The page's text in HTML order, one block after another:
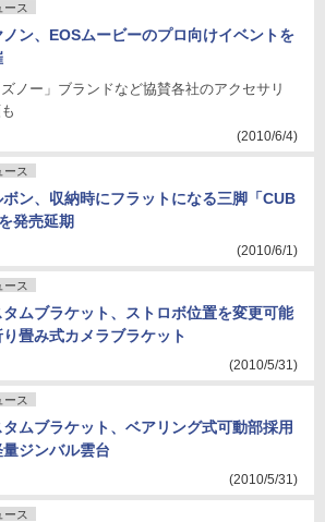
ース
ノン、EOSムービーのプロ向けイベントを
ノー」ブランドなど協賛各社のアクセサリ
(2010/6/4)
ース
ボン、収納時にフラットになる三脚「CUB
発売延期
(2010/6/1)
ース
タムブラケット、ストロボ位置を変更可能
畳み式カメラブラケット
(2010/5/31)
ース
タムブラケット、ベアリング式可動部採用
ジンバル雲台
(2010/5/31)
ース